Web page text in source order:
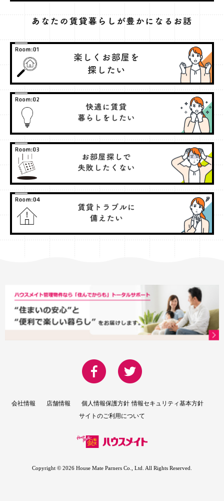
会社情報 店舗情報 個人情報保護方針 情報セキュリティ基本方針
サイトのご利用について
Copyright © 2026 House Mate Parners Co., Ltd. All Rights Reserved.